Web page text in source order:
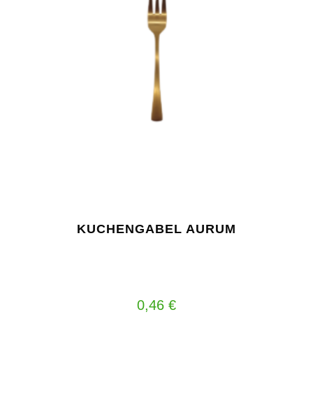
KUCHENGABEL AURUM
0,46 €